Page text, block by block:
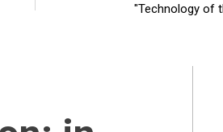
"Technology of